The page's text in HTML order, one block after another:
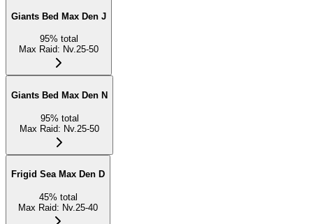
Giants Bed Max Den J
95% total
Max Raid: Nv.25-50
Giants Bed Max Den N
95% total
Max Raid: Nv.25-50
Frigid Sea Max Den D
45% total
Max Raid: Nv.25-40